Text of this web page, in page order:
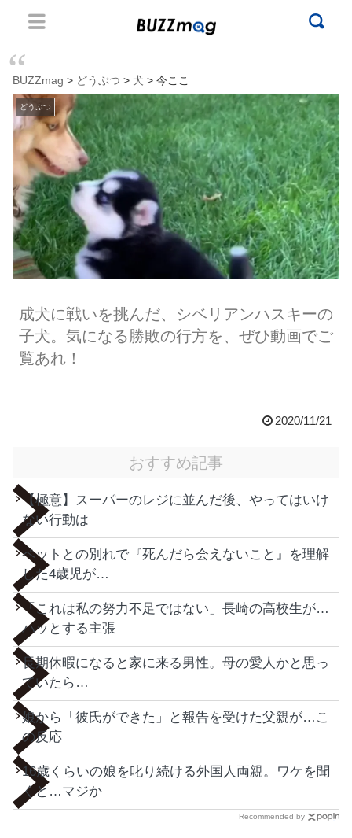
BUZZmag > どうぶつ > 犬 > 今ここ
どうぶつ
成犬に戦いを挑んだ、シベリアンハスキーの
子犬。気になる勝敗の行方を、ぜひ動画でご
覧あれ！
2020/11/21
おすすめ記事
【極意】スーパーのレジに並んだ後、やってはいけ
ない行動は
ペットとの別れで『死んだら会えないこと』を理解
した4歳児が…
「これは私の努力不足ではない」長崎の高校生が…
ハッとする主張
長期休暇になると家に来る男性。母の愛人かと思っ
ていたら…
娘から「彼氏ができた」と報告を受けた父親が…こ
の反応
16歳くらいの娘を叱り続ける外国人両親。ワケを聞
くと…マジか
Recommended by